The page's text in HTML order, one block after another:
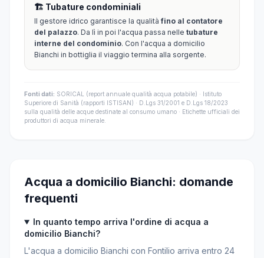
🏗️ Tubature condominiali
Il gestore idrico garantisce la qualitàfino al contatore
del palazzo. Da lì in poi l'acqua passa nelle tubature
interne del condominio. Con l'acqua a domicilio
Bianchi in bottiglia il viaggio termina alla sorgente.
Fonti dati: SORICAL (report annuale qualità acqua potabile) · Istituto
Superiore di Sanità (rapporti ISTISAN) · D.Lgs 31/2001 e D.Lgs 18/2023
sulla qualità delle acque destinate al consumo umano · Etichette ufficiali dei
produttori di acqua minerale.
Acqua a domicilio Bianchi: domande
frequenti
In quanto tempo arriva l'ordine di acqua a
domicilio Bianchi?
L'acqua a domicilio Bianchi con Fontilio arriva entro 24